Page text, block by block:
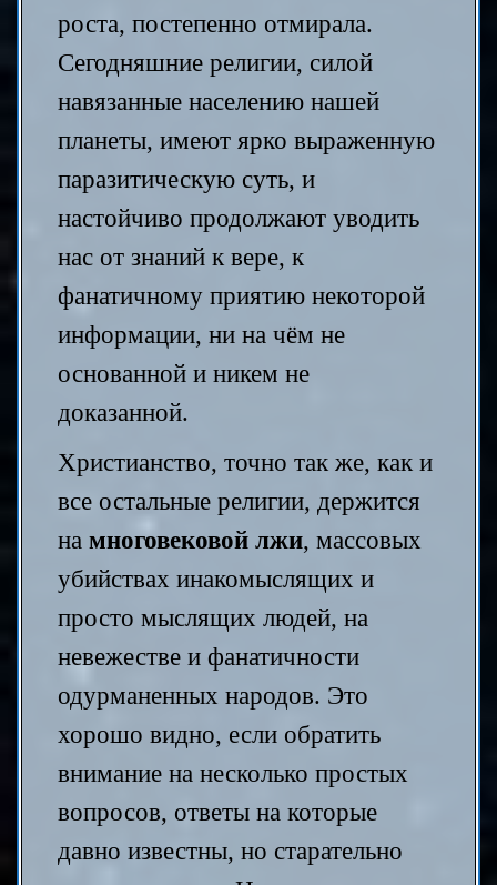
роста, постепенно отмирала.
Сегодняшние религии, силой
навязанные населению нашей
планеты, имеют ярко выраженную
паразитическую суть, и
настойчиво продолжают уводить
нас от знаний к вере, к
фанатичному приятию некоторой
информации, ни на чём не
основанной и никем не
доказанной.
Христианство, точно так же, как и
все остальные религии, держится
на многовековой лжи, массовых
убийствах инакомыслящих и
просто мыслящих людей, на
невежестве и фанатичности
одурманенных народов. Это
хорошо видно, если обратить
внимание на несколько простых
вопросов, ответы на которые
давно известны, но старательно